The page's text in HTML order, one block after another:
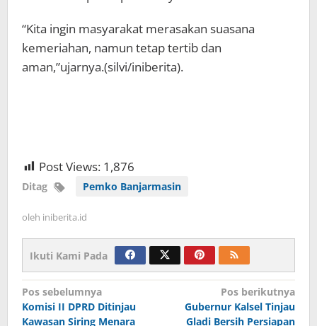
“Kita ingin masyarakat merasakan suasana
kemeriahan, namun tetap tertib dan
aman,”ujarnya.(silvi/iniberita).
Post Views: 1,876
Ditag Pemko Banjarmasin
oleh iniberita.id
Ikuti Kami Pada
Navigasi
pos
Pos sebelumnya
Komisi II DPRD Ditinjau
Kawasan Siring Menara
Pos berikutnya
Gubernur Kalsel Tinjau
Gladi Bersih Persiapan